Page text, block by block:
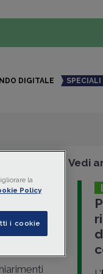
DIGITALE SPECIALI
Vedi
la
Policy
i cookie